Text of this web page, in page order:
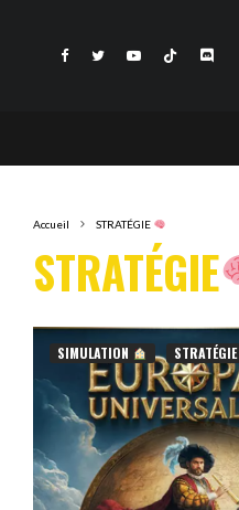
Accueil STRATÉGIE
STRATÉGIE
SIMULATION STRATÉGIE